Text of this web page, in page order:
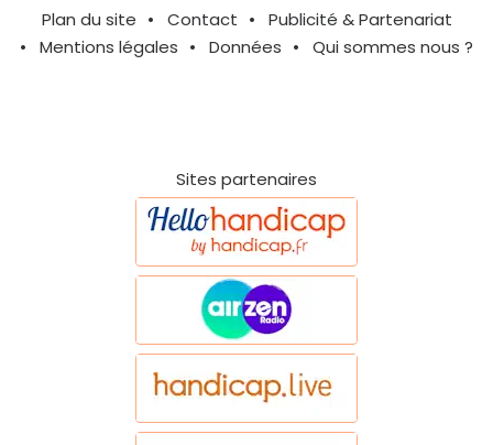
Plan du site Contact
Publicité & Partenariat
Mentions légales
Données Qui sommes nous ?
Sites partenaires